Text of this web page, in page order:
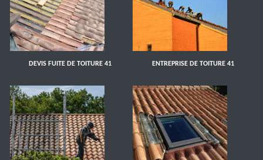
DEVIS FUITE DE TOITURE 41 ENTREPRISE DE TOITURE 41